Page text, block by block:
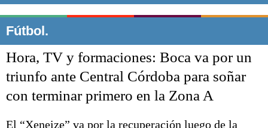
Punta Alta
El mundo
Seguridad
Escenario Olímpico
Liga del Sur
Fútbol.
Hora, TV y formaciones: Boca va por un
triunfo ante Central Córdoba para soñar
con terminar primero en la Zona A
El “Xeneize” va por la recuperación luego de la